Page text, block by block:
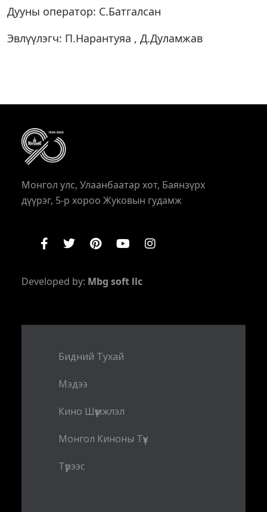
Дууны оператор: С.Батгалсан
Эвлүүлэгч: П.Нарантуяа , Д.Дуламжав
Монгол улс, Улаанбаатар хот, Баянзүрх
дүүрэг, 5-р хороо Жуковын гудамж
Developed by: Mbg soft llc
Бидний Тухай
Мэдээ
Кино Шүүмжлэл
Монгол Киноны Түүх
Түрээс